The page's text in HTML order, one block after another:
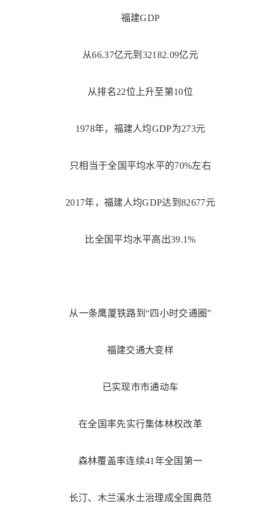
福建GDP
从66.37亿元到32182.09亿元
从排名22位上升至第10位
1978年，福建人均GDP为273元
只相当于全国平均水平的70%左右
2017年，福建人均GDP达到82677元
比全国平均水平高出39.1%
从一条鹰厦铁路到“四小时交通圈”
福建交通大变样
已实现市市通动车
在全国率先实行集体林权改革
森林覆盖率连续41年全国第一
长汀、木兰溪水土治理成全国典范